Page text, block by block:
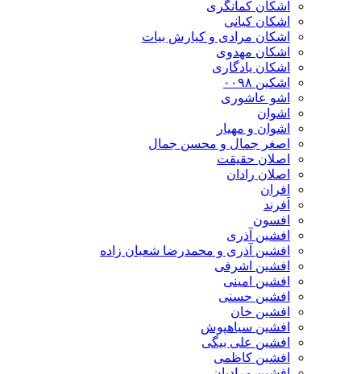
اشکان‌ کمانگری
اشکان کیانی
اشکان مرادی و کیارش بیات
اشکان مهدوی
اشکان یادگاری
اشکین ۰۰۹۸
اشو عاشوری
اشوان
اشوان و مهیار
اصغر جمال و محسن جمال
اصلان حقیقت
اصلان رادان
افران
اَفرند
افسون
افشین آذری
افشین آذری و محمدرضا شعبان زاده
افشین اشرفی
افشین امینی
افشین حسنی
افشین خان
افشین سیاهپوش
افشین علی بیگی
افشین کاظمی